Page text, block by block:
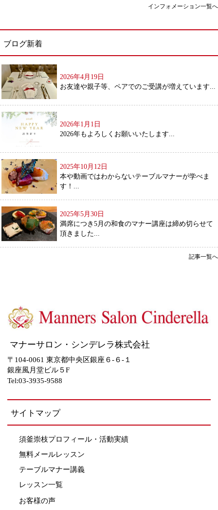
インフォメーション一覧へ
ブログ新着
2026年4月19日
お友達や親子等、ペアでのご受講が増えています...
2026年1月1日
2026年もよろしくお願いいたします...
2025年10月12日
本や動画ではわからないテーブルマナーが学べま
す！...
2025年5月30日
満席につき5月の和食のマナー講座は締め切らせて
頂きました...
記事一覧へ
マナーサロン・シンデレラ株式会社
〒104-0061 東京都中央区銀座６-６-１
銀座風月堂ビル５F
Tel:03-3935-9588
サイトマップ
須釜崇枝プロフィール・活動実績
無料メールレッスン
テーブルマナー講義
レッスン一覧
お客様の声